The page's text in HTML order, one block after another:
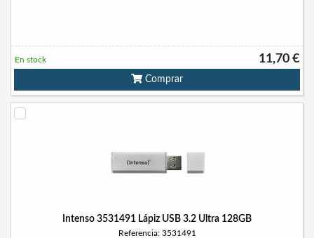
11,70 €
En stock
Comprar
Intenso 3531491 Lápiz USB 3.2 Ultra 128GB
Referencia: 3531491